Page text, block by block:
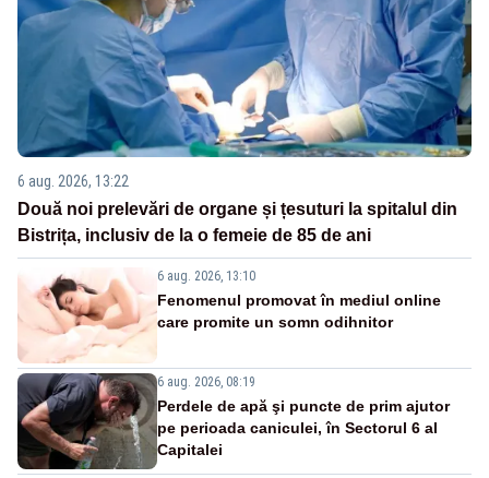
6 aug. 2026, 13:22
Două noi prelevări de organe și țesuturi la spitalul din
Bistrița, inclusiv de la o femeie de 85 de ani
6 aug. 2026, 13:10
Fenomenul promovat în mediul online
care promite un somn odihnitor
6 aug. 2026, 08:19
Perdele de apă şi puncte de prim ajutor
pe perioada caniculei, în Sectorul 6 al
Capitalei